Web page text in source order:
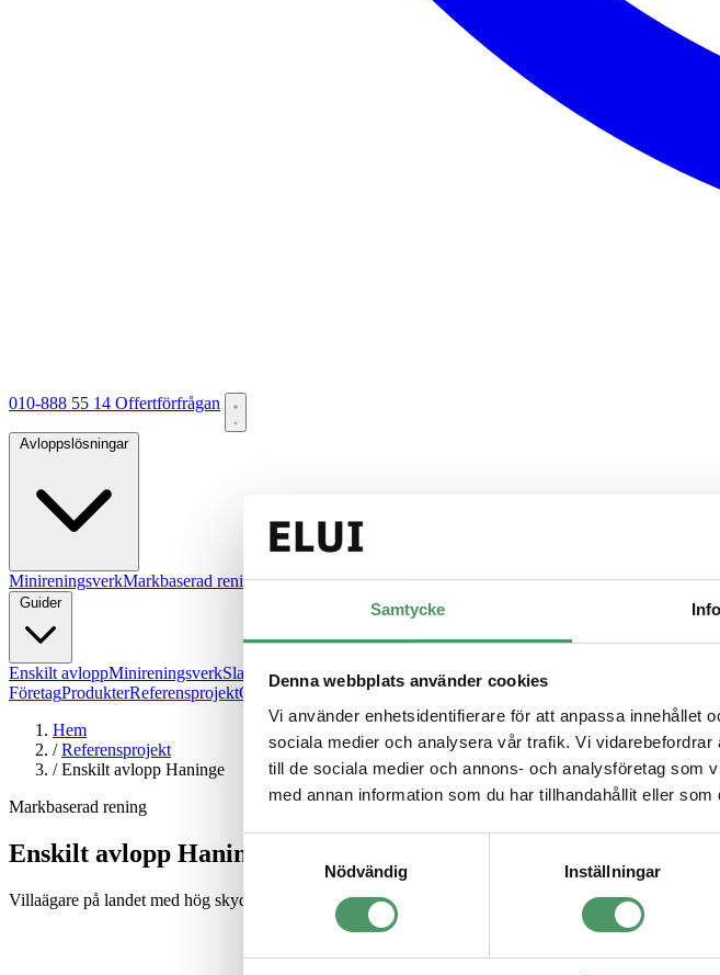
Samtycke
Denna webbplats använder cookies
Vi använder enhetsidentifierare för att anpassa innehållet
sociala medier och analysera vår trafik. Vi
till de sociala medier och annons- och analysföretag som
med annan information som du har tillhandahållit eller
Nödvändig
Inställningar
010-888 55 14 Offertförfrågan
Avloppslösningar
MinireningsverkMarkbaserad reningKällsorterat avloppGemensamt avlopp
Guider
Enskilt avloppMinireningsverkSlamavskiljare Infiltration Hög skyddsnivå
FöretagProdukterReferensprojektOm ossFAQKontakt Offertförfrågan
Hem
/ Referensprojekt
/ Enskilt avlopp Haninge
Markbaserad rening
Enskilt avlopp Haninge
Villaägare på landet med hög skyddsnivå som byggde en ny villa i Tungelsta och behövde en